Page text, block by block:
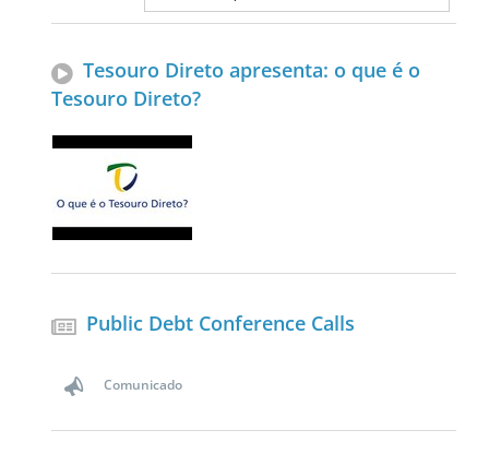
Tesouro Direto apresenta: o que é o
Tesouro Direto?
Public Debt Conference Calls
Comunicado